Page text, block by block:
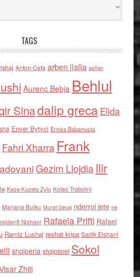
TAGS
Anton Cefa arben llalla asllan
Aurenc Bebja Behlul
Sinadalip grecaElida
Enver Bytyci Ermira Babamusta
Fahri Xharra Frank
Gezim Llojdia Ilir
Keze Kozeta Zylo Kolec Traboini
Marjana Bulku Murat Gecaj nderroi jete ne
Nishani Rafaela Prifti Rafael
Ramiz Lushaj reshat kripa Sadik Elshani
shqiperia shqiptaret Sokol
Zhiti